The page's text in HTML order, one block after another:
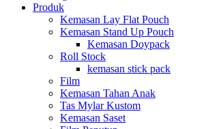
Produk
Kemasan Lay Flat Pouch
Kemasan Stand Up Pouch
Kemasan Doypack
Roll Stock
kemasan stick pack
Film
Kemasan Tahan Anak
Tas Mylar Kustom
Kemasan Saset